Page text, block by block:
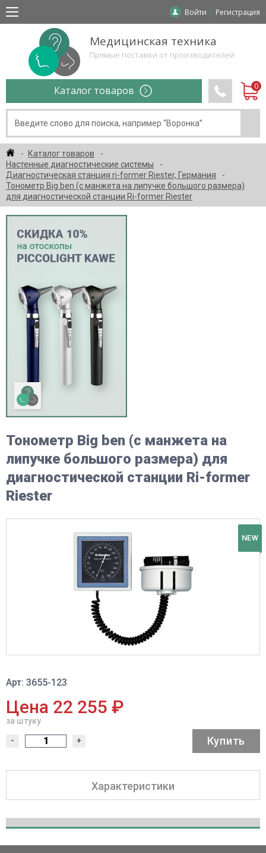
Войти Регистрация
Медицинская техника
Прямые поставки от производителей
Каталог товаров
Каталог товаров
Настенные диагностические системы
Диагностическая станция ri-former Riester, Германия
Тонометр Big ben (с манжета на липучке большого размера)
для диагностической станции Ri-former Riester
Тонометр Big ben (с манжета на
липучке большого размера) для
диагностической станции Ri-former
Riester
NEW
Арт: 3655-123
Цена 22 255 ₽
за штуку
- + Купить
Характеристики